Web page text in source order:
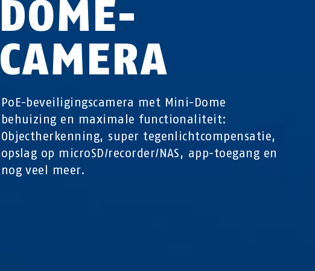
DOME-
CAMERA
PoE-beveiligingscamera met Mini-Dome
behuizing en maximale functionaliteit:
Objectherkenning, super tegenlichtcompensatie,
opslag op microSD/recorder/NAS, app-toegang en
nog veel meer.